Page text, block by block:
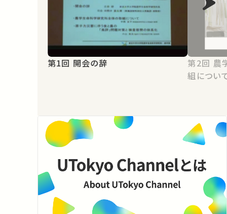
第1回 開会の辞
第2回 農学生命科学研究科全体の取
組につい